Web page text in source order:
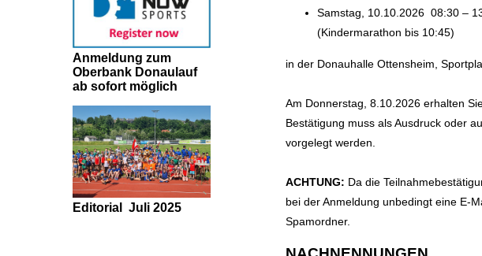
Anmeldung zum
Oberbank Donaulauf
ab sofort möglich
Editorial Juli 2025
Samstag, 10.10.2026 08:30 –
(Kindermarathon bis 10:45)
in der Donauhalle Ottensheim,
Am Donnerstag, 8.10.2026 erhalten
Bestätigung muss als Ausdruck oder
vorgelegt werden.
ACHTUNG: Da die
bei der Anmeldung unbedingt eine E-
Spamordner.